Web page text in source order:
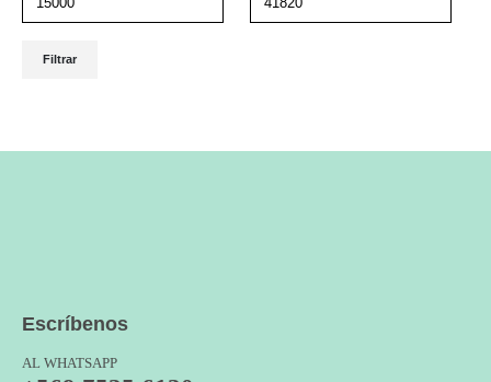
mínimo
máximo
Filtrar
Escríbenos
AL WHATSAPP